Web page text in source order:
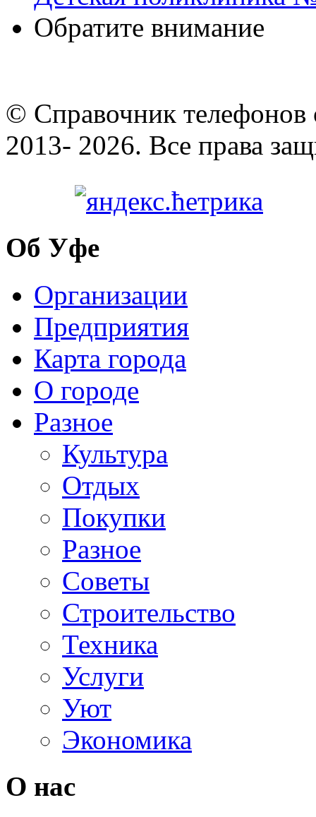
Обратите внимание
© Cправочник телефонов
2013- 2026. Все права
Об Уфе
Организации
Предприятия
Карта города
О городе
Разное
Культура
Отдых
Покупки
Разное
Советы
Строительство
Техника
Услуги
Уют
Экономика
О нас